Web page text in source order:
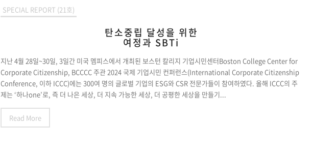
SPECIAL REPORT (21호)
탄소중립 달성을 위한
여정과 SBTi
지난 4월 28일~30일, 3일간 미국 멤피스에서 개최된 보스턴 칼리지 기업시민센터Boston College Center for
Corporate Citizenship, BCCCC 주관 2024 국제 기업시민 컨퍼런스(International Corporate Citizenship
Conference, 이하 ICCC)에는 300여 명의 글로벌 기업의 ESG와 CSR 전문가들이 참여하였다. 올해 ICCC의 주
제는 ‘하나one’로, 즉 더 나은 세상, 더 지속 가능한 세상, 더 공평한 세상을 만들기...
Read More